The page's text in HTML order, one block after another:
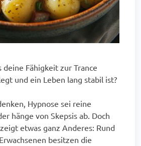
deine Fähigkeit zur Trance
und ein Leben lang stabil ist?
Hypnose sei reine
hänge von Skepsis ab. Doch
etwas ganz Anderes: Rund
besitzen die